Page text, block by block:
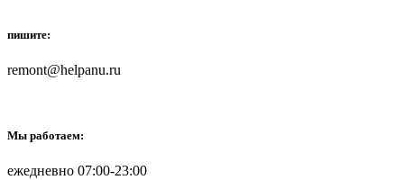
пишите:
remont@helpanu.ru
Мы работаем:
ежедневно 07:00-23:00